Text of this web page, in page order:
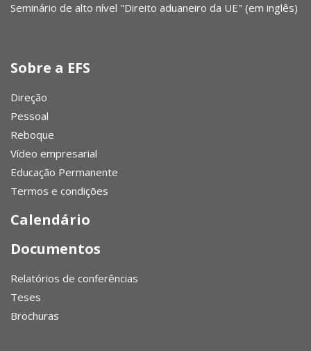
Seminário de alto nível "Direito aduaneiro da UE" (em inglês)
Sobre a EFS
Direção
Pessoal
Reboque
Vídeo empresarial
Educação Permanente
Termos e condições
Calendário
Documentos
Relatórios de conferências
Teses
Brochuras